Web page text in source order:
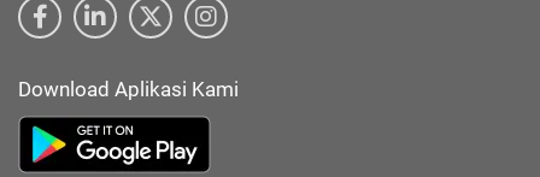
Download Aplikasi Kami